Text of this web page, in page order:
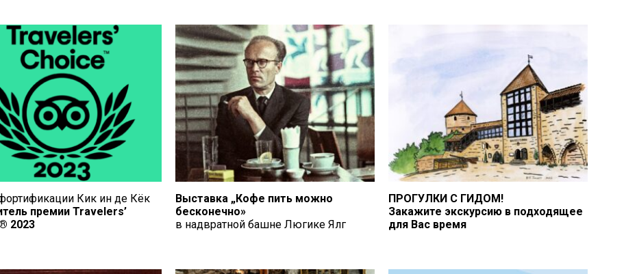
Кик ин де Кёк
премии Travelers’
2023
Выставка „Кофе пить можно
бесконечно»
в надвратной башне Люгике Ялг
ПРОГУЛКИ С ГИДОМ!
Закажите экскурсию в подходящее
для Вас время